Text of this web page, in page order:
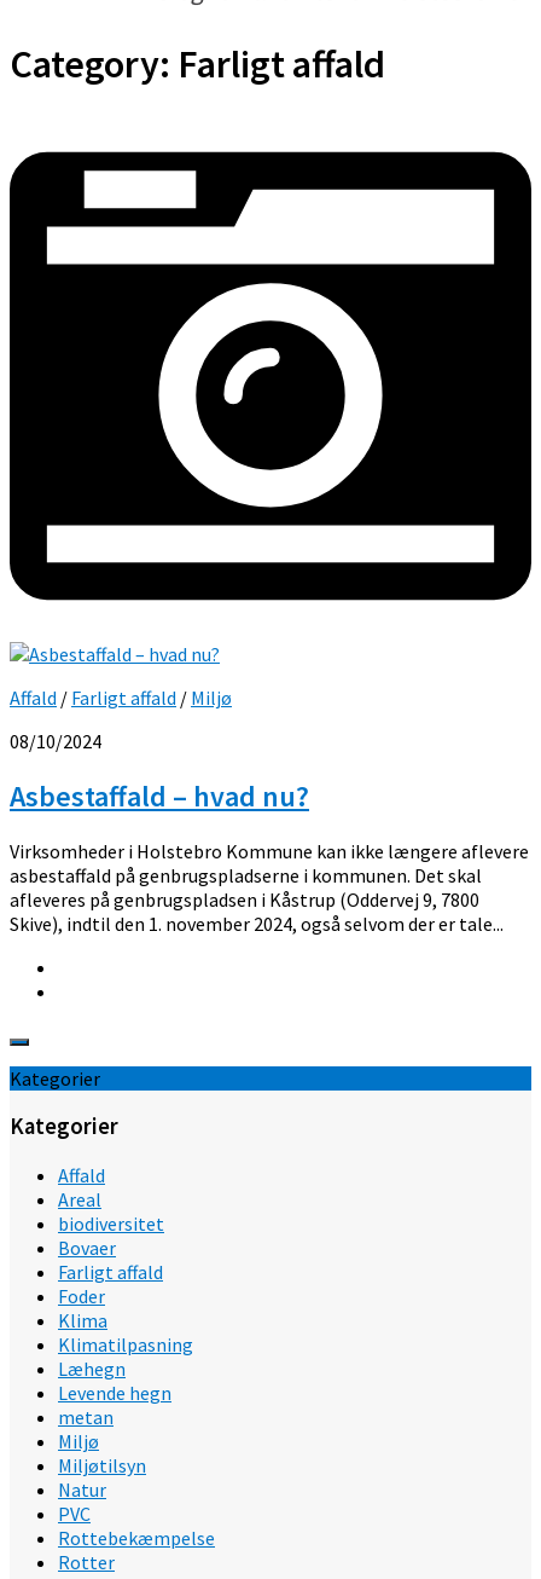
Category: Farligt affald
Affald / Farligt affald / Miljø
08/10/2024
Asbestaffald – hvad nu?
Virksomheder i Holstebro Kommune kan ikke længere aflevere
asbestaffald på genbrugspladserne i kommunen. Det skal
afleveres på genbrugspladsen i Kåstrup (Oddervej 9, 7800
Skive), indtil den 1. november 2024, også selvom der er tale...
Kategorier
Kategorier
Affald
Areal
biodiversitet
Bovaer
Farligt affald
Foder
Klima
Klimatilpasning
Læhegn
Levende hegn
metan
Miljø
Miljøtilsyn
Natur
PVC
Rottebekæmpelse
Rotter